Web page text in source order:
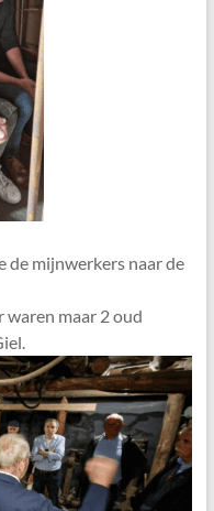
de mijnwerkers naar de
waren maar 2 oud